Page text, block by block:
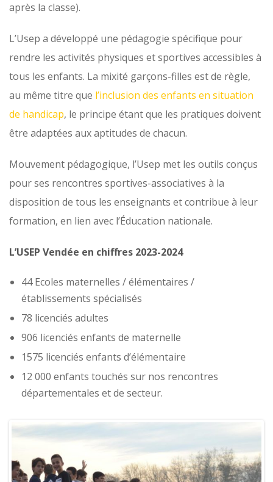
après la classe).
L’Usep a développé une pédagogie spécifique pour
rendre les activités physiques et sportives accessibles à
tous les enfants. La mixité garçons-filles est de règle,
au même titre que l’inclusion des enfants en situation
de handicap, le principe étant que les pratiques doivent
être adaptées aux aptitudes de chacun.
Mouvement pédagogique, l’Usep met les outils conçus
pour ses rencontres sportives-associatives à la
disposition de tous les enseignants et contribue à leur
formation, en lien avec l’Éducation nationale.
L’USEP Vendée en chiffres 2023-2024
44 Ecoles maternelles / élémentaires /
établissements spécialisés
78 licenciés adultes
906 licenciés enfants de maternelle
1575 licenciés enfants d’élémentaire
12 000 enfants touchés sur nos rencontres
départementales et de secteur.